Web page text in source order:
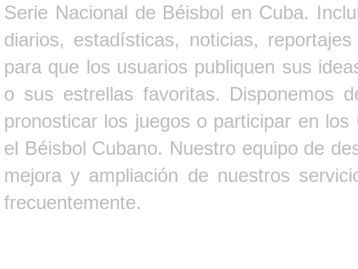
Serie Nacional de Béisbol en Cuba.
diarios, estadísticas, noticias,
para que los usuarios publiquen sus
o sus estrellas favoritas. Disponemos
pronosticar los juegos o participar en
el Béisbol Cubano. Nuestro equipo de
mejora y ampliación de nuestros
frecuentemente.